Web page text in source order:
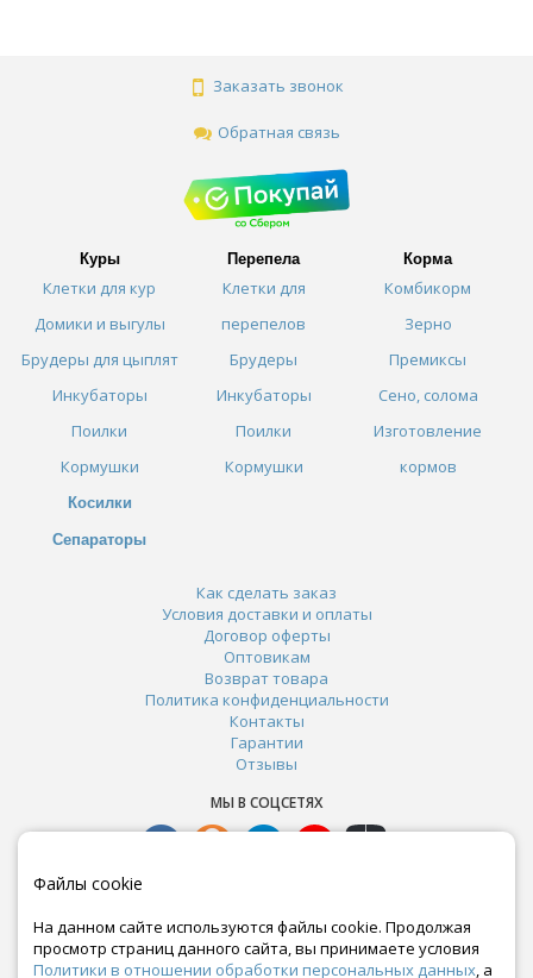
Заказать звонок
Обратная связь
Куры
Клетки для кур
Домики и выгулы
Брудеры для цыплят
Инкубаторы
Поилки
Кормушки
Косилки
Сепараторы
Перепела
Клетки для
перепелов
Брудеры
Инкубаторы
Поилки
Кормушки
Корма
Комбикорм
Зерно
Премиксы
Сено, солома
Изготовление
кормов
Как сделать заказ
Условия доставки и оплаты
Договор оферты
Оптовикам
Возврат товара
Политика конфиденциальности
Контакты
Гарантии
Отзывы
МЫ В СОЦСЕТЯХ
Файлы cookie
На данном сайте используются файлы cookie. Продолжая
просмотр страниц данного сайта, вы принимаете условия
Политики в отношении обработки персональных данных, а